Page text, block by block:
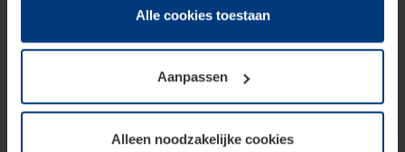
Juridisch zijn wij gerechtigd om cookies op uw computer
onze pagina's absoluut noodzakelijk is. Voor alle andere
soorten cookies is uw toestemming vereist. Uw
toestemming kunt u op elk moment bij de uitleg van de
wijzigen of herroepen.
Alle cookies toestaan
Aanpassen
Alleen noodzakelijke cookies